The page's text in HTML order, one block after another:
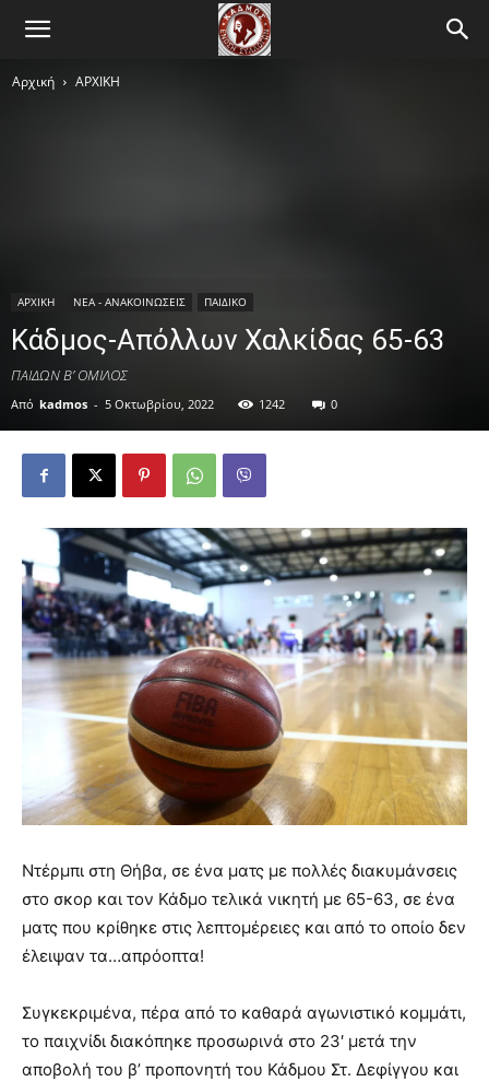
Αρχική ΑΡΧΙΚΗ
ΑΡΧΙΚΗ ΝΕΑ - ΑΝΑΚΟΙΝΩΣΕΙΣ ΠΑΙΔΙΚΟ
Κάδμος-Απόλλων Χαλκίδας 65-63
ΠΑΙΔΩΝ Β’ ΟΜΙΛΟΣ
Από kadmos - 5 Οκτωβρίου, 2022 1242 0
Ντέρμπι στη Θήβα, σε ένα ματς με πολλές διακυμάνσεις
στο σκορ και τον Κάδμο τελικά νικητή με 65-63, σε ένα
ματς που κρίθηκε στις λεπτομέρειες και από το οποίο δεν
έλειψαν τα…απρόοπτα!
Συγκεκριμένα, πέρα από το καθαρά αγωνιστικό κομμάτι,
το παιχνίδι διακόπηκε προσωρινά στο 23′ μετά την
αποβολή του β’ προπονητή του Κάδμου Στ. Δεφίγγου και